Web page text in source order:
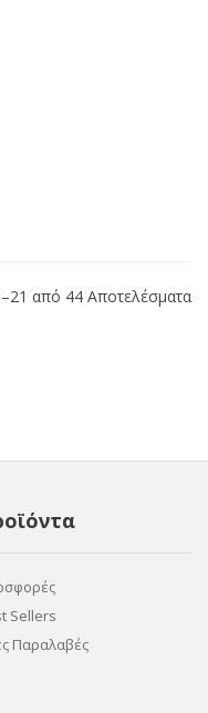
από 44 Αποτελέσματα
Sellers
Παραλαβές